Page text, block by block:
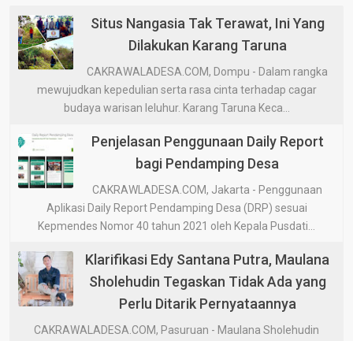
Situs Nangasia Tak Terawat, Ini Yang
Dilakukan Karang Taruna
CAKRAWALADESA.COM, Dompu - Dalam rangka
mewujudkan kepedulian serta rasa cinta terhadap cagar
budaya warisan leluhur. Karang Taruna Keca...
Penjelasan Penggunaan Daily Report
bagi Pendamping Desa
CAKRAWLADESA.COM, Jakarta - Penggunaan
Aplikasi Daily Report Pendamping Desa (DRP) sesuai
Kepmendes Nomor 40 tahun 2021 oleh Kepala Pusdati...
Klarifikasi Edy Santana Putra, Maulana
Sholehudin Tegaskan Tidak Ada yang
Perlu Ditarik Pernyataannya
CAKRAWALADESA.COM, Pasuruan - Maulana Sholehudin